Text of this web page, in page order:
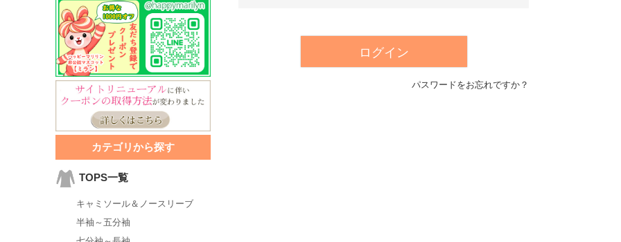
カテゴリから探す
TOPS一覧
キャミソール＆ノースリーブ
半袖～五分袖
ログイン
パスワードをお忘れですか？